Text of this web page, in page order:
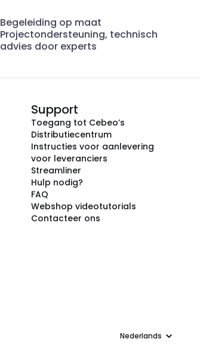
Begeleiding op maat
Projectondersteuning, technisch
advies door experts
Support
Toegang tot Cebeo’s
Distributiecentrum
Instructies voor aanlevering
voor leveranciers
Streamliner
Hulp nodig?
FAQ
Webshop videotutorials
Contacteer ons
Taal